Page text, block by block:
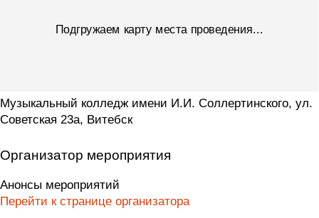
Подгружаем карту места проведения...
Музыкальный колледж имени И.И. Соллертинского, ул.
Советская 23а, Витебск
Организатор мероприятия
Анонсы мероприятий
Перейти к странице организатора